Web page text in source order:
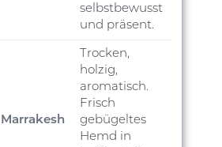
selbstbewusst
und präsent.
Marrakesh
Trocken,
holzig,
aromatisch.
Frisch
gebügeltes
Hemd in